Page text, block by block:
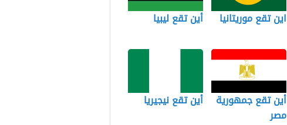
اين تقع موريتانيا أين تقع ليبيا
أين تقع جمهورية
مصر
أين تقع نيجيريا